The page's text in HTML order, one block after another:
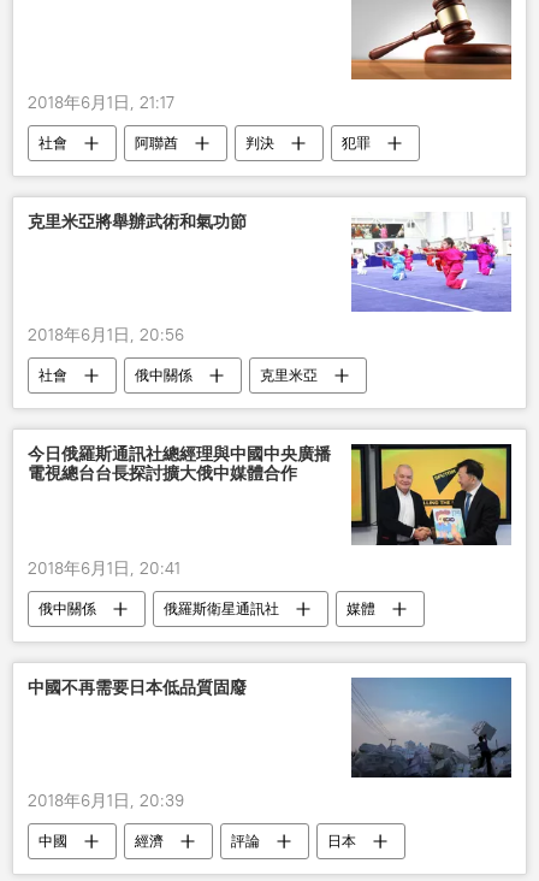
2018年6月1日, 21:17
社會 阿聯酋 判決 犯罪
克里米亞將舉辦武術和氣功節
2018年6月1日, 20:56
社會 俄中關係
克里米亞
武術
文化生活
今日俄羅斯通訊社總經理與中國中央廣播
電視總台台長探討擴大俄中媒體合作
2018年6月1日, 20:41
俄中關係 俄羅斯衛星通訊社
媒體
合作協議
中國
俄羅斯
今日俄羅斯國際通訊社
中國不再需要日本低品質固廢
2018年6月1日, 20:39
中國 經濟 評論 日本